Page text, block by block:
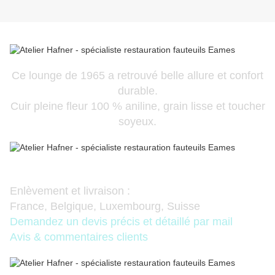
Ce lounge de 1965 a retrouvé belle allure et confort
durable.
Cuir pleine fleur 100 % aniline, grain lisse et toucher
soyeux.
Enlèvement et livraison :
France, Belgique, Luxembourg, Suisse
Demandez un devis précis et détaillé par mail
Avis & commentaires clients